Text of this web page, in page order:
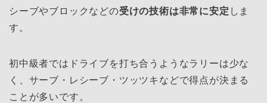
シーブやブロックなどの受けの技術は非常に安定 しま
す。
初中級者ではドライブを打ち合うようなラリーは少な
く、サーブ・レシーブ・ツッツキなどで得点が決まる
ことが多いです。